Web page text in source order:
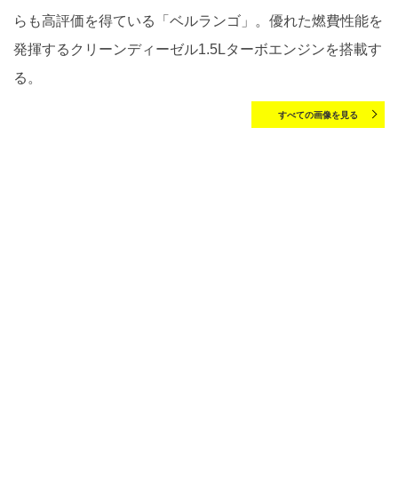
らも高評価を得ている「ベルランゴ」。優れた燃費性能を
発揮するクリーンディーゼル1.5Lターボエンジンを搭載す
る。
すべての画像を見る